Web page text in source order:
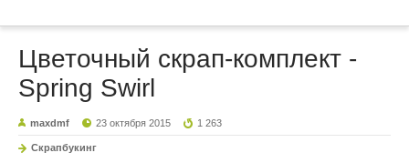
Цветочный скрап-комплект -
Spring Swirl
maxdmf 23 октября 2015 1 263
Скрапбукинг